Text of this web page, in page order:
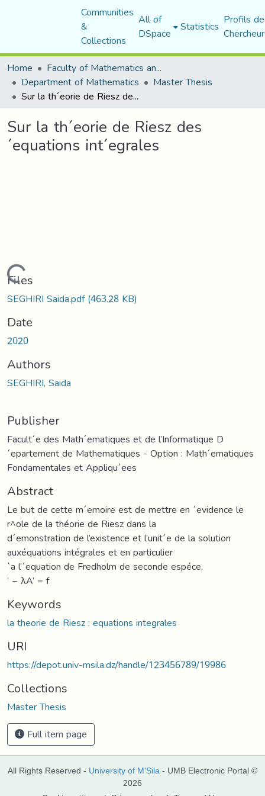
Communities
&
Collections
All of
DSpace Statistics Profils
Home
Faculty of Mathematics and Computer Science
Department of Mathematics Master Thesis
Sur la th´eorie de Riesz des ´equations int´egrales
Sur la th´eorie de Riesz des
´equations int´egrales
Loading...
Files
SEGHIRI Saida.pdf(463.28 KB)
Date
2020
Authors
SEGHIRI, Saida
Publisher
Facult´e des Math´ematiques et de l’Informatique D
´epartement de Mathematiques - Option : Math´ematiques
Fondamentales et Appliqu´ees
Abstract
Le but de cette m´emoire est de mettre en ´evidence le
r^ole de la théorie de Riesz dans la
d´emonstration de l’existence et l’unit´e de la solution
auxéquations intégrales et en particulier
`a l’´equation de Fredholm de seconde espéce.
’ − λA’ = f
Keywords
la theorie de Riesz : equations integrales
URI
https://depot.univ-msila.dz/handle/123456789/19986
Collections
Master Thesis
Full item page
All Rights Reserved - University of M'Sila - UMB Electronic Portal ©
2026